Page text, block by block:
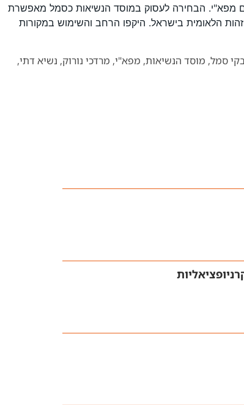
מפא"י. הבחירה לעסוק במוסד הנשיאות כסמל מאפשרת
הלאומית בישראל. היקפו הרחב והשימוש במקורות
סמל, מוסד הנשיאות, מפא"י, מרדכי נורוק, נשיא דתי,